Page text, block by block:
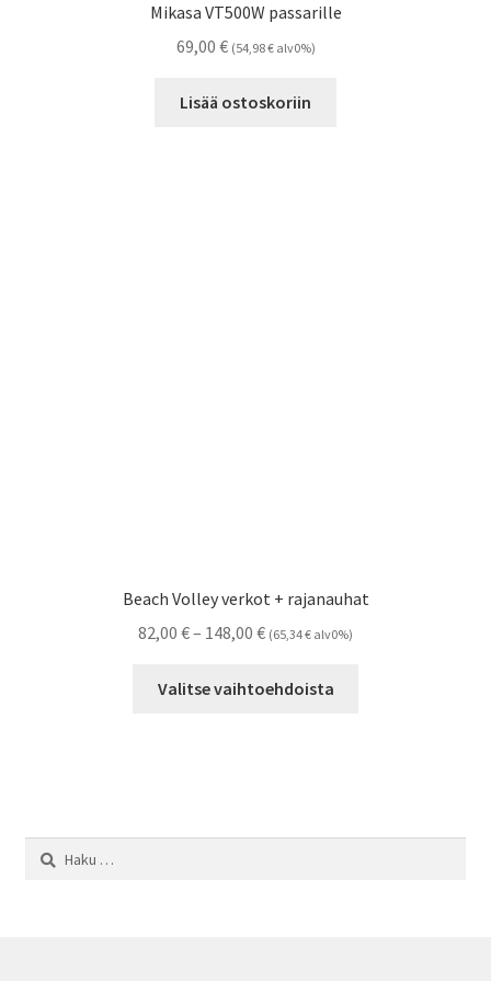
Mikasa VT500W passarille
69,00 € (54,98€alv0%)
Lisää ostoskoriin
Beach Volley verkot + rajanauhat
82,00 €– 148,00 €Hintaluokka:
-
(65,34€ alv0%)
Valitse vaihtoehdoista
tehdä
Haku: